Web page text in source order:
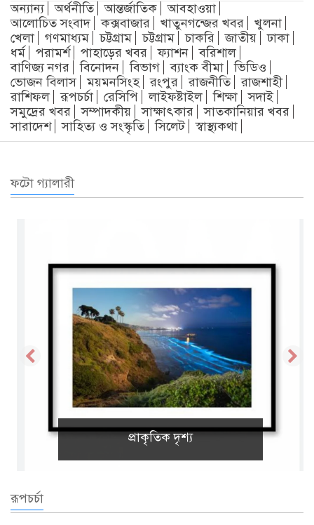
অন্যান্য অর্থনীতি আন্তর্জাতিক
আবহাওয়া
আলোচিত সংবাদ
কক্সবাজার খাতুনগন্জের খবর
খুলনা
খেলা
গণমাধ্যম চট্টগ্রাম চট্টগ্রাম চাকরি জাতীয়
ঢাকা
ধর্ম
পরামর্শ পাহাড়ের খবর ফ্যাশন
বরিশাল
বাণিজ্য নগর
বিনোদন বিভাগ ব্যাংক বীমা
ভিডিও
ভোজন বিলাস
ময়মনসিংহ রংপুর রাজনীতি
রাজশাহী
রাশিফল
রূপচর্চা রেসিপি লাইফষ্টাইল শিক্ষা
সদাই
সমুদ্রের খবর
সম্পাদকীয় সাক্ষাৎকার
সাতকানিয়ার খবর
সারাদেশ
সাহিত্য ও সংস্কৃতি সিলেট স্বাস্থ্যকথা
ফটো গ্যালারী
প্রাকৃতিক দৃশ্য
রূপচর্চা